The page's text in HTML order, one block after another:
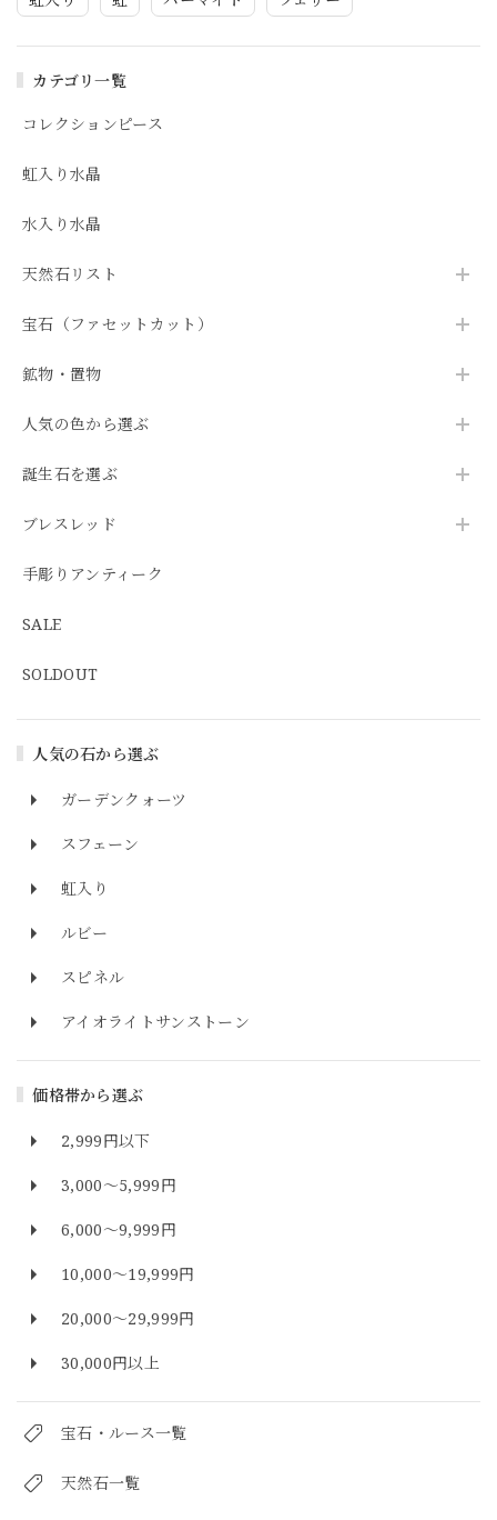
カテゴリ一覧
コレクションピース
虹入り水晶
水入り水晶
天然石リスト
宝石（ファセットカット）
鉱物・置物
人気の色から選ぶ
誕生石を選ぶ
ブレスレッド
手彫りアンティーク
SALE
SOLDOUT
人気の石から選ぶ
ガーデンクォーツ
スフェーン
虹入り
ルビー
スピネル
アイオライトサンストーン
価格帯から選ぶ
2,999円以下
3,000～5,999円
6,000～9,999円
10,000～19,999円
20,000～29,999円
30,000円以上
宝石・ルース一覧
天然石一覧